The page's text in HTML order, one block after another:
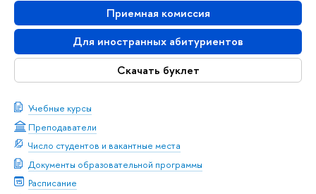
Приемная комиссия
Для иностранных абитуриентов
Скачать буклет
Учебные курсы
Преподаватели
Число студентов и вакантные места
Документы образовательной программы
Расписание